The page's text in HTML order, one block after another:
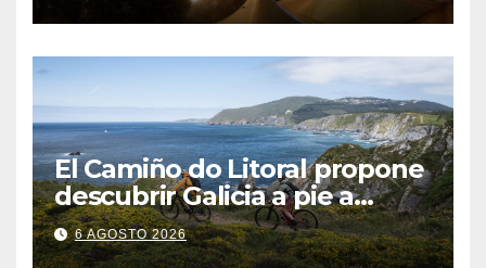
El Camiño do Litoral propone
descubrir Galicia a pie a
través de más de 1.300
kilómetros
6 AGOSTO 2026